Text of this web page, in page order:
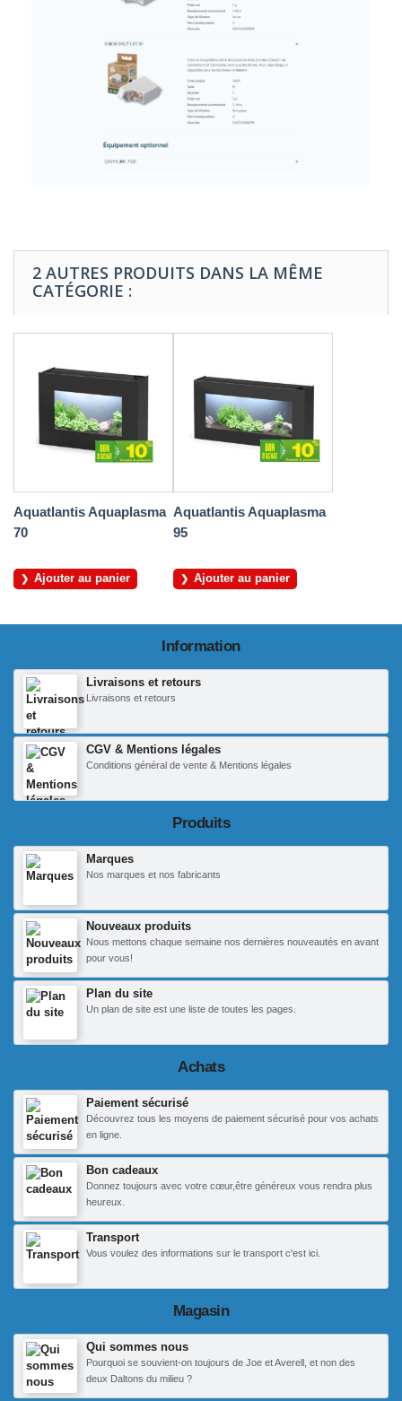
2 AUTRES PRODUITS DANS LA MÊME
CATÉGORIE :
Aquatlantis Aquaplasma
70
Ajouter au panier
Aquatlantis Aquaplasma
95
Ajouter au panier
Information
Livraisons et retours
Livraisons et retours
CGV & Mentions légales
Conditions général de vente & Mentions légales
Produits
Marques
Nos marques et nos fabricants
Nouveaux produits
Nous mettons chaque semaine nos dernières nouveautés en avant
pour vous!
Plan du site
Un plan de site est une liste de toutes les pages.
Achats
Paiement sécurisé
Découvrez tous les moyens de paiement sécurisé pour vos achats
en ligne.
Bon cadeaux
Donnez toujours avec votre cœur,être généreux vous rendra plus
heureux.
Transport
Vous voulez des informations sur le transport c'est ici.
Magasin
Qui sommes nous
Pourquoi se souvient-on toujours de Joe et Averell, et non des
deux Daltons du milieu ?